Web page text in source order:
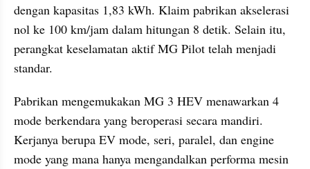
dengan kapasitas 1,83 kWh. Klaim pabrikan akselerasi
nol ke 100 km/jam dalam hitungan 8 detik. Selain itu,
perangkat keselamatan aktif MG Pilot telah menjadi
standar.
Pabrikan mengemukakan MG 3 HEV menawarkan 4
mode berkendara yang beroperasi secara mandiri.
Kerjanya berupa EV mode, seri, paralel, dan engine
mode yang mana hanya mengandalkan performa mesin